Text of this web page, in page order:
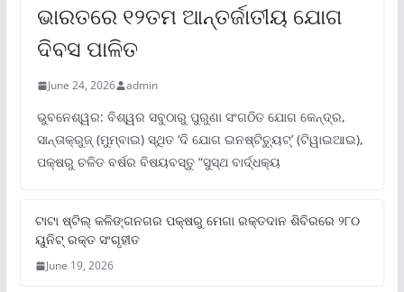
ଭାରତରେ ୧୨ତମ ଆନ୍ତର୍ଜାତୀୟ ଯୋଗ
ଦିବସ ପାଳିତ
June 24, 2026 admin
ଭୁବନେଶ୍ୱର: ବିଶ୍ୱର ସବୁଠାରୁ ପୁରୁଣା ସଂଗଠିତ ଯୋଗ କେନ୍ଦ୍ର,
ସାନ୍ତାକ୍ରୁଜ୍ (ମୁମ୍ବାଇ) ସ୍ଥିତ ‘ଦି ଯୋଗ ଇନଷ୍ଟିଚ୍ୟୁଟ୍‌’ (ଟିୱାଇଆଇ),
ପକ୍ଷରୁ ଚଳିତ ବର୍ଷର ବିଷୟବସ୍ତୁ “ସୁସ୍ଥ ବାର୍ଦ୍ଧକ୍ୟ
ଟାଟା ଷ୍ଟିଲ୍‌ କଳିଙ୍ଗନଗର ପକ୍ଷରୁ ମେଗା ରକ୍ତଦାନ ଶିବିରରେ ୨୮୦
ୟୁନିଟ୍‌ ରକ୍ତ ସଂଗୃହୀତ
June 19, 2026